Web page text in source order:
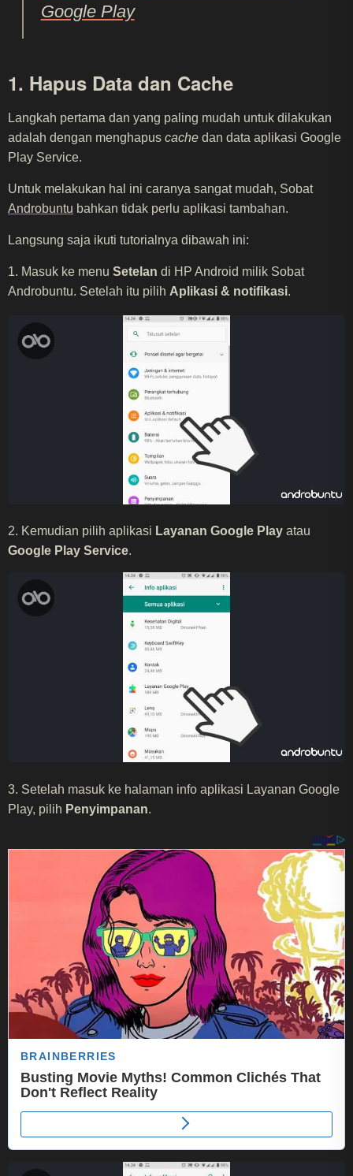
Google Play
1. Hapus Data dan Cache
Langkah pertama dan yang paling mudah untuk dilakukan
adalah dengan menghapus cache dan data aplikasi Google
Play Service.
Untuk melakukan hal ini caranya sangat mudah, Sobat
Androbuntu bahkan tidak perlu aplikasi tambahan.
Langsung saja ikuti tutorialnya dibawah ini:
1. Masuk ke menu Setelan di HP Android milik Sobat
Androbuntu. Setelah itu pilih Aplikasi & notifikasi.
2. Kemudian pilih aplikasi Layanan Google Play atau
Google Play Service.
3. Setelah masuk ke halaman info aplikasi Layanan Google
Play, pilih Penyimpanan.